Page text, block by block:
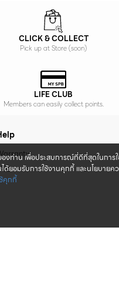
องท่าน เพื่อประสบการณ์ที่ดีที่สุดในการ
ด้ยอมรับการใช้งานคุกกี้ และนโยบายค
คุกกี้
CLICK & COLLECT
Pick up at Store (soon)
LIFE CLUB
Members can easily collect points.
us